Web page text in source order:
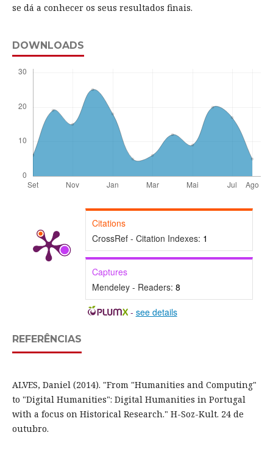
se dá a conhecer os seus resultados finais.
DOWNLOADS
Citations
CrossRef - Citation Indexes: 1
Captures
Mendeley - Readers: 8
- see details
REFERÊNCIAS
ALVES, Daniel (2014). "From "Humanities and Computing"
to "Digital Humanities": Digital Humanities in Portugal
with a focus on Historical Research." H-Soz-Kult. 24 de
outubro.